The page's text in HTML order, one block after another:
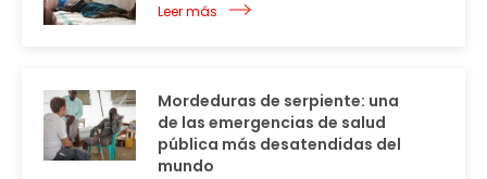
Leer más
Mordeduras de serpiente: una
de las emergencias de salud
pública más desatendidas del
mundo